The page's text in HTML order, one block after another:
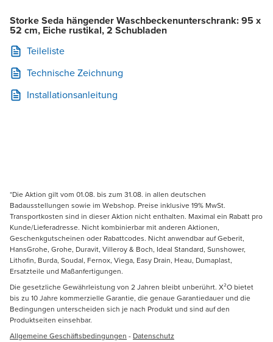
Storke Seda hängender Waschbeckenunterschrank: 95 x
52 cm, Eiche rustikal, 2 Schubladen
Teileliste
Technische Zeichnung
Installationsanleitung
*Die Aktion gilt vom 01.08. bis zum 31.08. in allen deutschen
Badausstellungen sowie im Webshop. Preise inklusive 19% MwSt.
Transportkosten sind in dieser Aktion nicht enthalten. Maximal ein Rabatt pro
Kunde/Lieferadresse. Nicht kombinierbar mit anderen Aktionen,
Geschenkgutscheinen oder Rabattcodes. Nicht anwendbar auf Geberit,
HansGrohe, Grohe, Duravit, Villeroy & Boch, Ideal Standard, Sunshower,
Lithofin, Burda, Soudal, Fernox, Viega, Easy Drain, Heau, Dumaplast,
Ersatzteile und Maßanfertigungen.
Die gesetzliche Gewährleistung von 2 Jahren bleibt unberührt. X²O bietet
bis zu 10 Jahre kommerzielle Garantie, die genaue Garantiedauer und die
Bedingungen unterscheiden sich je nach Produkt und sind auf den
Produktseiten einsehbar.
Allgemeine Geschäftsbedingungen - Datenschutz